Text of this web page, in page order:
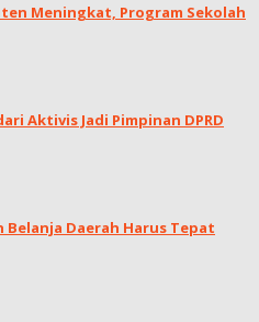
Meningkat, ‎Program Sekolah
Aktivis Jadi Pimpinan DPRD
Daerah Harus Tepat